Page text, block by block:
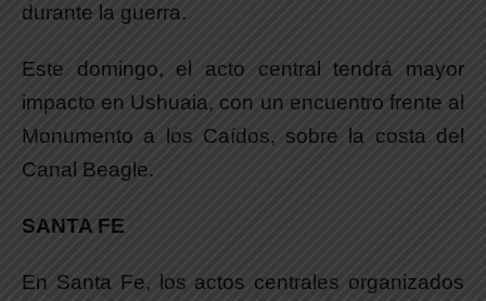
durante la guerra.
Este domingo, el acto central tendrá mayor
impacto en Ushuaia, con un encuentro frente al
Monumento a los Caídos, sobre la costa del
Canal Beagle.
SANTA FE
En Santa Fe, los actos centrales organizados